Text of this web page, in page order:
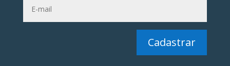
Cadastrar